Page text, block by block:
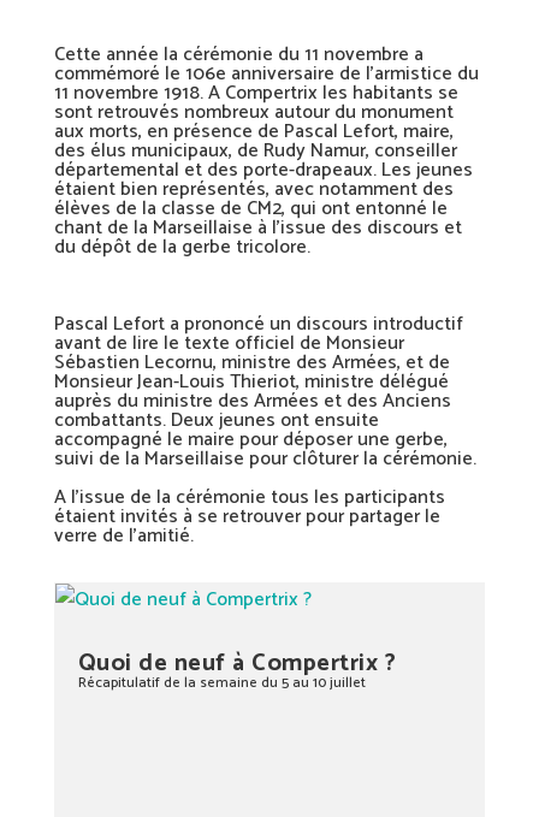
Cette année la cérémonie du 11 novembre a
commémoré le 106e anniversaire de l’armistice du
11 novembre 1918. A Compertrix les habitants se
sont retrouvés nombreux autour du monument
aux morts, en présence de Pascal Lefort, maire,
des élus municipaux, de Rudy Namur, conseiller
départemental et des porte-drapeaux. Les jeunes
étaient bien représentés, avec notamment des
élèves de la classe de CM2, qui ont entonné le
chant de la Marseillaise à l’issue des discours et
du dépôt de la gerbe tricolore.
Pascal Lefort a prononcé un discours introductif
avant de lire le texte officiel de Monsieur
Sébastien Lecornu, ministre des Armées, et de
Monsieur Jean-Louis Thieriot, ministre délégué
auprès du ministre des Armées et des Anciens
combattants. Deux jeunes ont ensuite
accompagné le maire pour déposer une gerbe,
suivi de la Marseillaise pour clôturer la cérémonie.
A l’issue de la cérémonie tous les participants
étaient invités à se retrouver pour partager le
verre de l’amitié.
Quoi de neuf à Compertrix ?
Récapitulatif de la semaine du 5 au 10 juillet